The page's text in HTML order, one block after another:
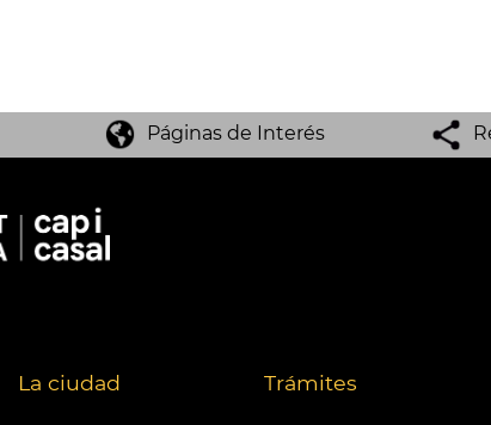
Páginas de Interés
La ciudad Trámites